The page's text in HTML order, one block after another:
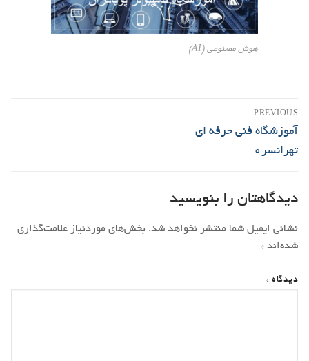
هوش مصنوعی (AI)
راهبری
نوشته
PREVIOUS
Previous
post:
آموزشگاه فنی حرفه ای
تهرانسر0
دیدگاهتان را بنویسید
نشانی ایمیل شما منتشر نخواهد شد. بخش‌های موردنیاز علامت‌گذاری
شده‌اند *
دیدگاه *